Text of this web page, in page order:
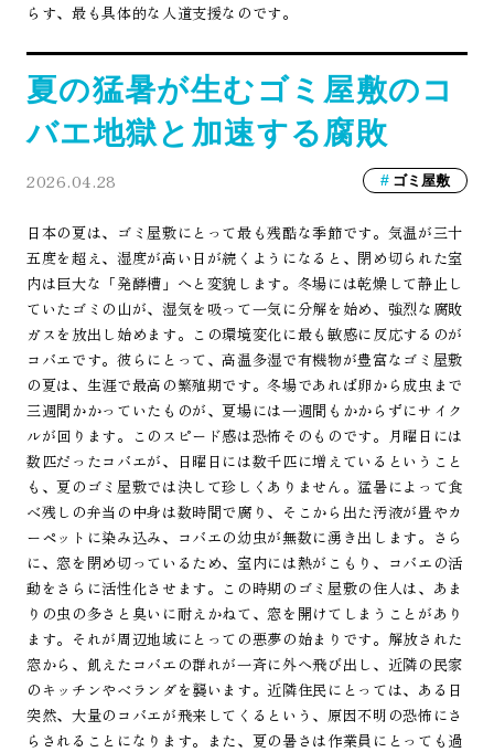
らす、最も具体的な人道支援なのです。
夏の猛暑が生むゴミ屋敷のコ
バエ地獄と加速する腐敗
2026.04.28 ゴミ屋敷
日本の夏は、ゴミ屋敷にとって最も残酷な季節です。気温が三十
五度を超え、湿度が高い日が続くようになると、閉め切られた室
内は巨大な「発酵槽」へと変貌します。冬場には乾燥して静止し
ていたゴミの山が、湿気を吸って一気に分解を始め、強烈な腐敗
ガスを放出し始めます。この環境変化に最も敏感に反応するのが
コバエです。彼らにとって、高温多湿で有機物が豊富なゴミ屋敷
の夏は、生涯で最高の繁殖期です。冬場であれば卵から成虫まで
三週間かかっていたものが、夏場には一週間もかからずにサイク
ルが回ります。このスピード感は恐怖そのものです。月曜日には
数匹だったコバエが、日曜日には数千匹に増えているということ
も、夏のゴミ屋敷では決して珍しくありません。猛暑によって食
べ残しの弁当の中身は数時間で腐り、そこから出た汚液が畳やカ
ーペットに染み込み、コバエの幼虫が無数に湧き出します。さら
に、窓を閉め切っているため、室内には熱がこもり、コバエの活
動をさらに活性化させます。この時期のゴミ屋敷の住人は、あま
りの虫の多さと臭いに耐えかねて、窓を開けてしまうことがあり
ます。それが周辺地域にとっての悪夢の始まりです。解放された
窓から、飢えたコバエの群れが一斉に外へ飛び出し、近隣の民家
のキッチンやベランダを襲います。近隣住民にとっては、ある日
突然、大量のコバエが飛来してくるという、原因不明の恐怖にさ
らされることになります。また、夏の暑さは作業員にとっても過